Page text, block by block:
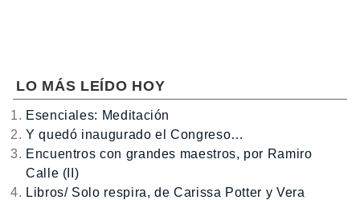
LO MÁS LEÍDO HOY
Esenciales: Meditación
Y quedó inaugurado el Congreso…
Encuentros con grandes maestros, por Ramiro
Calle (II)
Libros/ Solo respira, de Carissa Potter y Vera